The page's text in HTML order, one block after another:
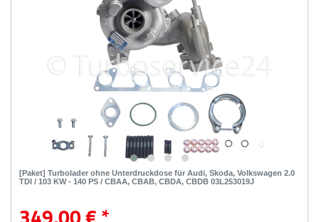
[Paket] Turbolader ohne Unterdruckdose für Audi, Skoda, Volkswagen 2.0
TDI / 103 KW - 140 PS / CBAA, CBAB, CBDA, CBDB 03L253019J